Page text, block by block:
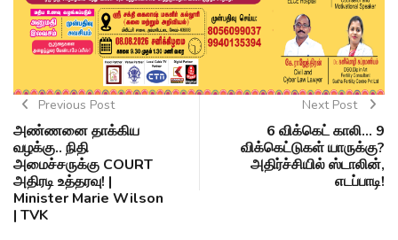
Previous Post
அண்ணனை தாக்கிய
வழக்கு.. நிதி
அமைச்சருக்கு COURT
அதிரடி உத்தரவு! |
Minister Marie Wilson
| TVK
Next Post
6 விக்கெட் காலி... 9
விக்கெட்டுகள் யாருக்கு?
அதிர்ச்சியில் ஸ்டாலின்,
எடப்பாடி!